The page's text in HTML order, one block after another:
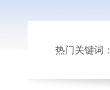
热门关键词：